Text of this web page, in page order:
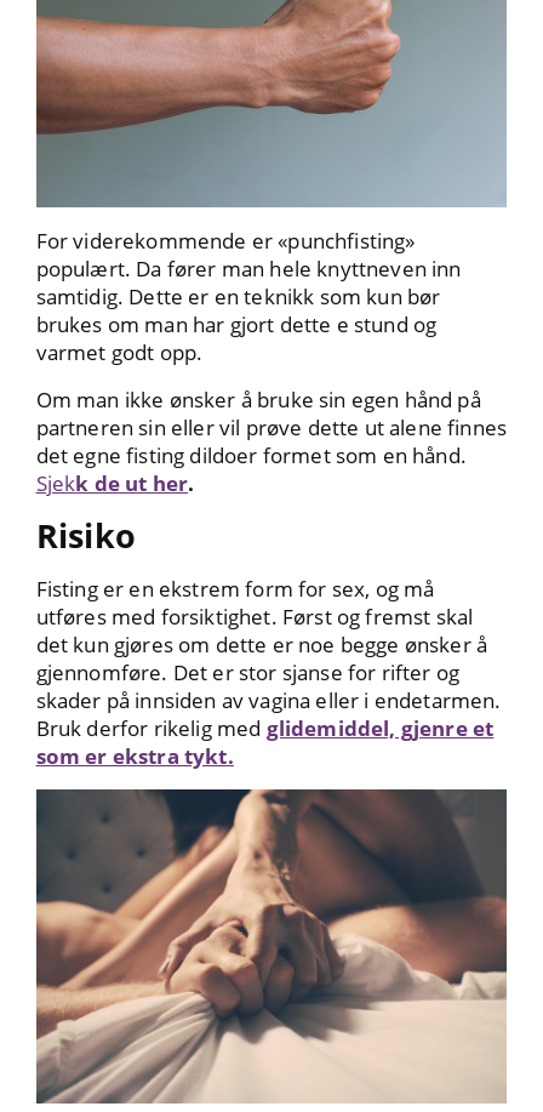
For viderekommende er «punchfisting»
populært. Da fører man hele knyttneven inn
samtidig. Dette er en teknikk som kun bør
brukes om man har gjort dette e stund og
varmet godt opp.
Om man ikke ønsker å bruke sin egen hånd på
partneren sin eller vil prøve dette ut alene finnes
det egne fisting dildoer formet som en hånd.
Sjekk de ut her.
Risiko
Fisting er en ekstrem form for sex, og må
utføres med forsiktighet. Først og fremst skal
det kun gjøres om dette er noe begge ønsker å
gjennomføre. Det er stor sjanse for rifter og
skader på innsiden av vagina eller i endetarmen.
Bruk derfor rikelig med glidemiddel, gjenre et
som er ekstra tykt.